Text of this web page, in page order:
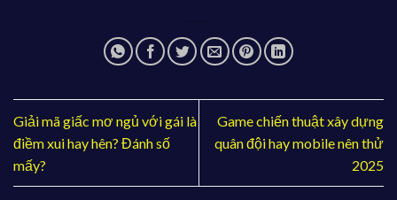
Giải mã giấc mơ ngủ với gái là
điềm xui hay hên? Đánh số
mấy?
Game chiến thuật xây dựng
quân đội hay mobile nên thử
2025